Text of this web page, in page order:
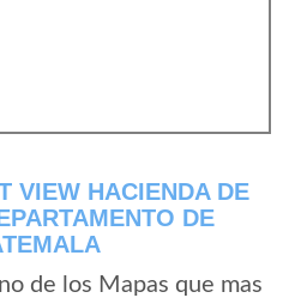
VIEW HACIENDA DE
DE
de los Mapas que mas